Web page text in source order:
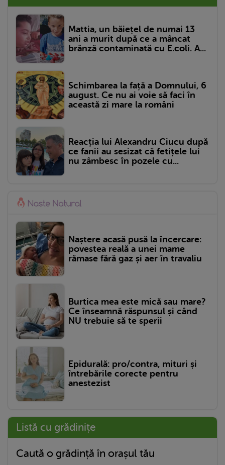
Mattia, un băiețel de numai 13
ani a murit după ce a mâncat
brânză contaminată cu E.coli. A...
Schimbarea la față a Domnului, 6
august. Ce nu ai voie să faci în
această zi mare la români
Reacția lui Alexandru Ciucu după
ce fanii au sesizat că fetițele lui
nu zâmbesc în pozele cu...
Naștere acasă pusă la încercare:
povestea reală a unei mame
rămase fără gaz și aer în travaliu
Burtica mea este mică sau mare?
Ce înseamnă răspunsul și când
NU trebuie să te sperii
Epidurală: pro/contra, mituri și
întrebările corecte pentru
anestezist
Listă cu grădinițe
Caută o grădință în orașul tău